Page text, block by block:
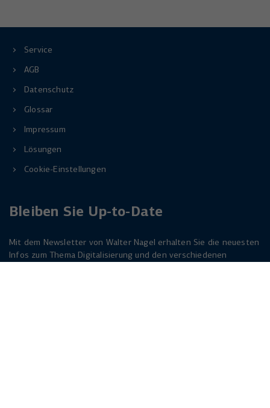
Service
AGB
Datenschutz
Glossar
Impressum
Lösungen
Cookie-Einstellungen
Bleiben Sie Up-to-Date
Mit dem Newsletter von Walter Nagel erhalten Sie die neuesten
Infos zum Thema Digitalisierung und den verschiedenen